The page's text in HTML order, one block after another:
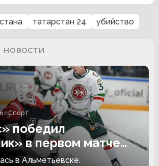
татарстан 24 убийство
Спорт
победил
в первом матче
в Альметьевске.